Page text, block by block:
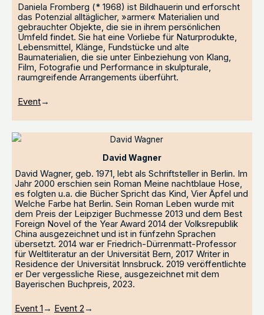
Daniela Fromberg (* 1968) ist Bildhauerin und erforscht
das Potenzial alltäglicher, »armer« Materialien und
gebrauchter Objekte, die sie in ihrem persönlichen
Umfeld findet. Sie hat eine Vorliebe für Naturprodukte,
Lebensmittel, Klänge, Fundstücke und alte
Baumaterialien, die sie unter Einbeziehung von Klang,
Film, Fotografie und Performance in skulpturale,
raumgreifende Arrangements überführt.
Event→
David Wagner
David Wagner, geb. 1971, lebt als Schriftsteller in Berlin. Im
Jahr 2000 erschien sein Roman Meine nachtblaue Hose,
es folgten u.a. die Bücher Spricht das Kind, Vier Äpfel und
Welche Farbe hat Berlin. Sein Roman Leben wurde mit
dem Preis der Leipziger Buchmesse 2013 und dem Best
Foreign Novel of the Year Award 2014 der Volksrepublik
China ausgezeichnet und ist in fünfzehn Sprachen
übersetzt. 2014 war er Friedrich-Dürrenmatt-Professor
für Weltliteratur an der Universität Bern, 2017 Writer in
Residence der Universität Innsbruck. 2019 veröffentlichte
er Der vergessliche Riese, ausgezeichnet mit dem
Bayerischen Buchpreis, 2023.
Event 1 → Event 2 →